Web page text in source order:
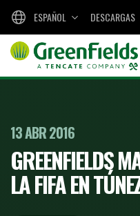
DESCARGAS
ESPAÑOL
13 ABR 2016
GREENFIELDS
LA FIFA EN